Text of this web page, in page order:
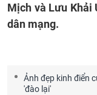
Mịch và Lưu Khải
dân mạng.
Ảnh đẹp kinh điển
'đào lại'